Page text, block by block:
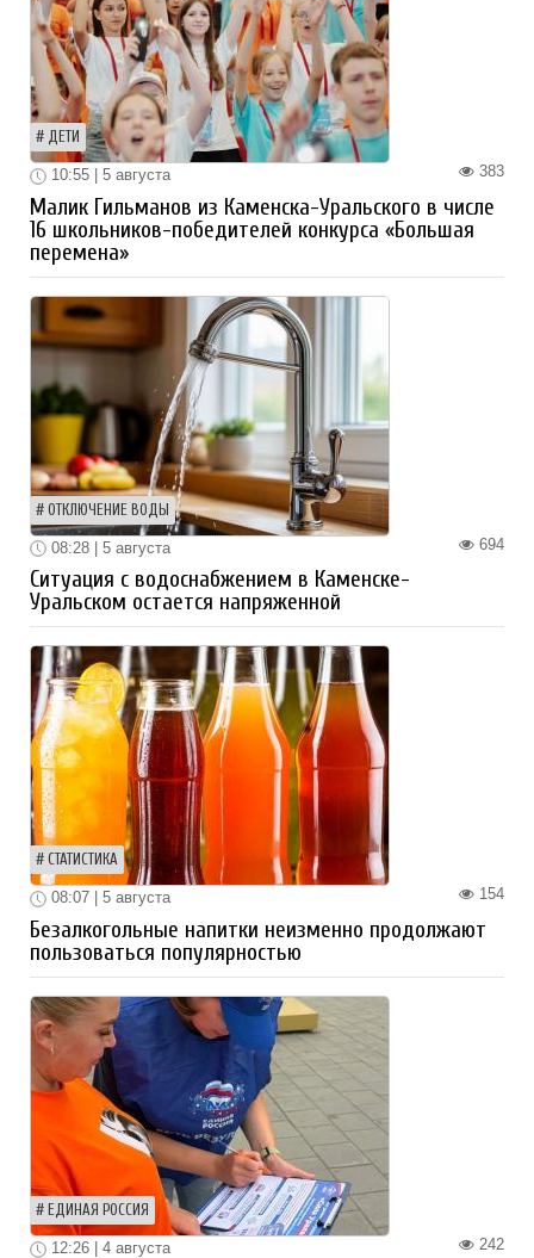
ДЕТИ
383
10:55 | 5 августа
Малик Гильманов из Каменска-Уральского в числе
16 школьников-победителей конкурса «Большая
перемена»
ОТКЛЮЧЕНИЕ ВОДЫ
694
08:28 | 5 августа
Ситуация с водоснабжением в Каменске-
Уральском остается напряженной
СТАТИСТИКА
154
08:07 | 5 августа
Безалкогольные напитки неизменно продолжают
пользоваться популярностью
ЕДИНАЯ РОССИЯ
242
12:26 | 4 августа